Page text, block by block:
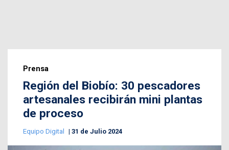
Prensa
Región del Biobío: 30 pescadores
artesanales recibirán mini plantas
de proceso
Equipo Digital 31 de Julio 2024